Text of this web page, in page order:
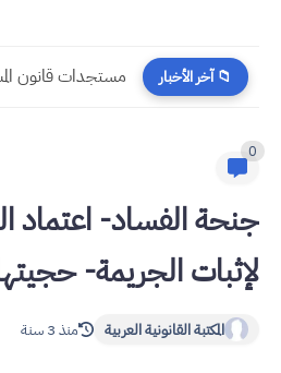
📁 آخر الأخبار
0
جنحة الفساد- اعتماد
لإثبات الجريمة-
المكتبة القانونية العربية منذ 3 سنة